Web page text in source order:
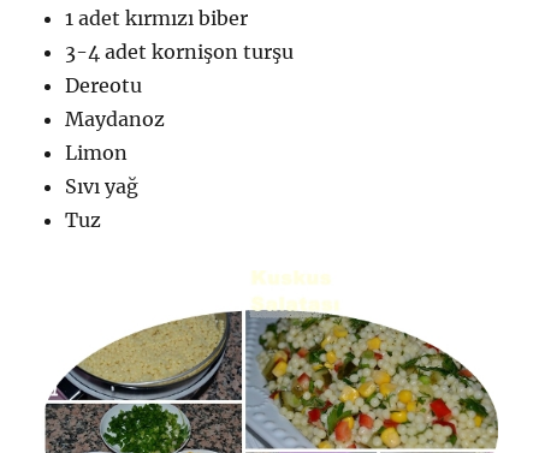
1 adet kırmızı biber
3-4 adet kornişon turşu
Dereotu
Maydanoz
Limon
Sıvı yağ
Tuz